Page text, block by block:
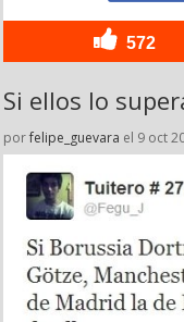
572
Si ellos lo
porfelipe_guevara el 9 oct